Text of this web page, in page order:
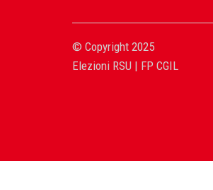
© Copyright 2025
Elezioni RSU | FP CGIL